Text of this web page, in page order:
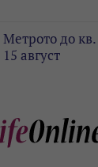
Метрото до кв.
15 август